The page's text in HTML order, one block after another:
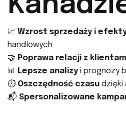
📈 Wzrost sprzedaży i
handlowych
🤝 Poprawa relacji z
📊 Lepsze analizy i prognozy
⏱ Oszczędność czasu dzięki
📬 Spersonalizowane